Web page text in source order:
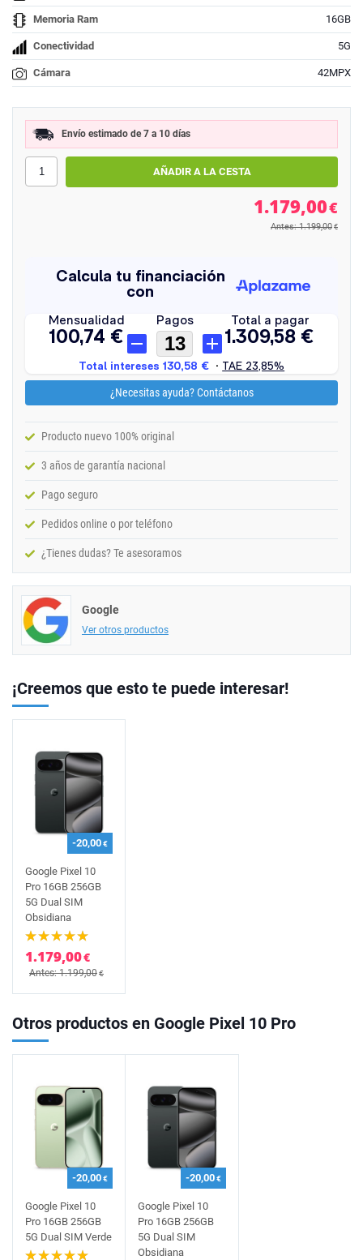
Memoria Ram 16GB
Conectividad 5G
Cámara 42MPX
Envío estimado de 7 a 10 días
1.179,00€
Antes: 1.199,00 €
¿Necesitas ayuda? Contáctanos
Producto nuevo 100% original
3 años de garantía nacional
Pago seguro
Pedidos online o por teléfono
¿Tienes dudas? Te asesoramos
Google
Ver otros productos
¡Creemos que esto te puede interesar!
-20,00€
Google Pixel 10
Pro 16GB 256GB
5G Dual SIM
Obsidiana
1.179,00€
Antes: 1.199,00€
Otros productos en Google Pixel 10 Pro
-20,00€
Google Pixel 10
Pro 16GB 256GB
5G Dual SIM Verde
-20,00€
Google Pixel 10
Pro 16GB 256GB
5G Dual SIM
Obsidiana